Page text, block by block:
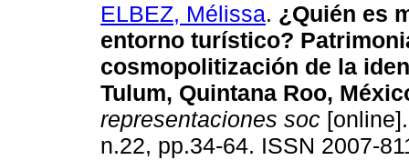
ELBEZ, Mélissa. ¿Quién es
entorno turístico?
cosmopolitización de la
Tulum, Quintana Roo,
representaciones soc
n.22, pp.34-64. ISSN 2007-